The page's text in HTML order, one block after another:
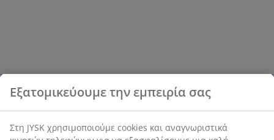
Εξατομικεύουμε την εμπειρία σας
Στη JYSK χρησιμοποιούμε cookies και αναγνωριστικά